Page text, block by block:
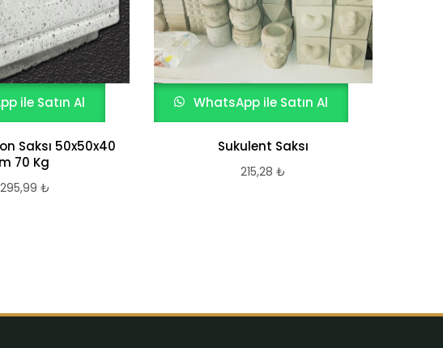
ile Satın Al
Saksı 50x50x40
70 Kg
₺
WhatsApp ile Satın Al
Sukulent Saksı
215,28 ₺